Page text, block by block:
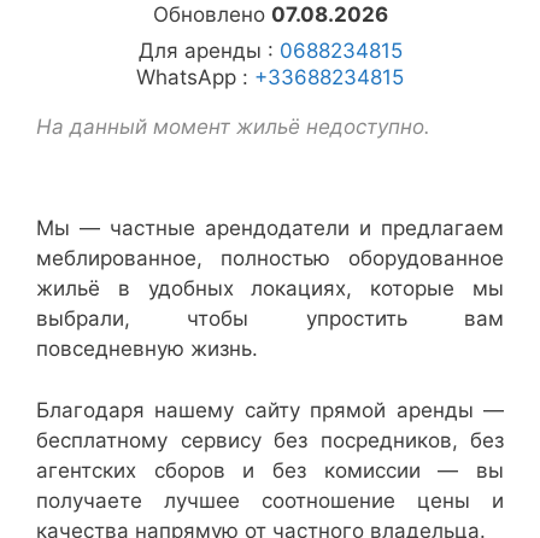
Обновлено 07.08.2026
Для аренды : 0688234815
WhatsApp : +33688234815
На данный момент жильё недоступно.
Мы — частные арендодатели и предлагаем
меблированное, полностью оборудованное
жильё в удобных локациях, которые мы
выбрали, чтобы упростить вам
повседневную жизнь.
Благодаря нашему сайту прямой аренды —
бесплатному сервису без посредников, без
агентских сборов и без комиссии — вы
получаете лучшее соотношение цены и
качества напрямую от частного владельца.